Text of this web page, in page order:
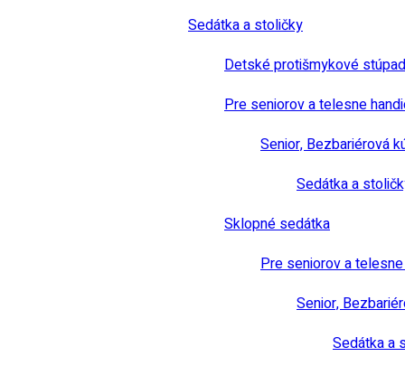
Sedátka a stoličky
Detské protišmykové
Pre seniorov a telesne
Senior, Bezbariérová
Sedátka a
Sklopné sedátka
Pre seniorov a
Senior,
Sedátka a